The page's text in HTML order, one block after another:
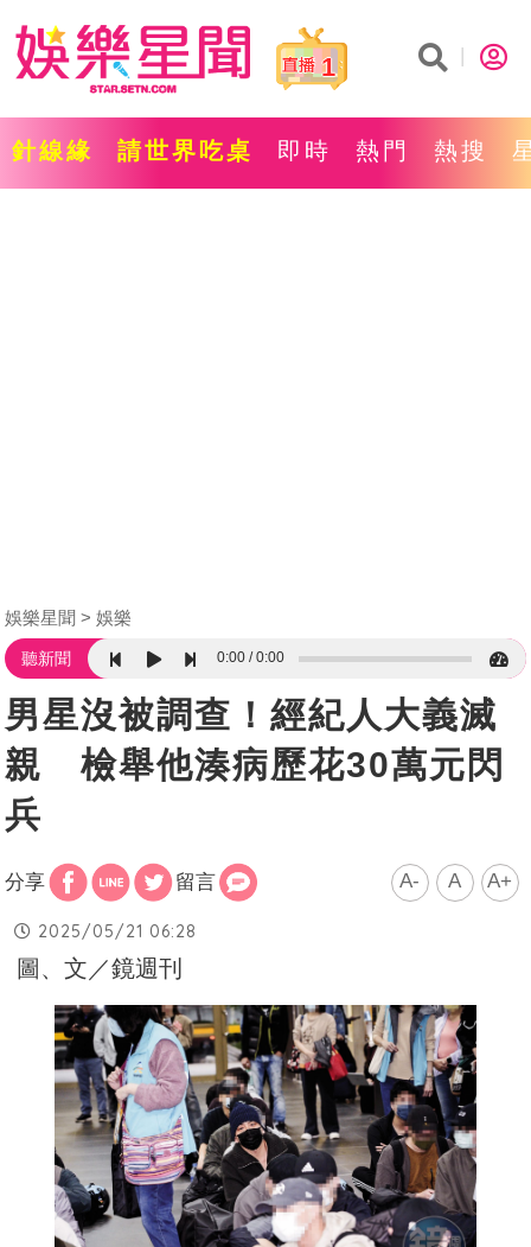
1
針線緣 請世界吃桌 即時 熱門 熱搜
娛樂星聞 娛樂
聽新聞 0:00 0:00
男星沒被調查！經紀人大義滅
親 檢舉他湊病歷花30萬元閃
兵
分享 留言 A- A A+
2025/05/21 06:28
圖、文／鏡週刊